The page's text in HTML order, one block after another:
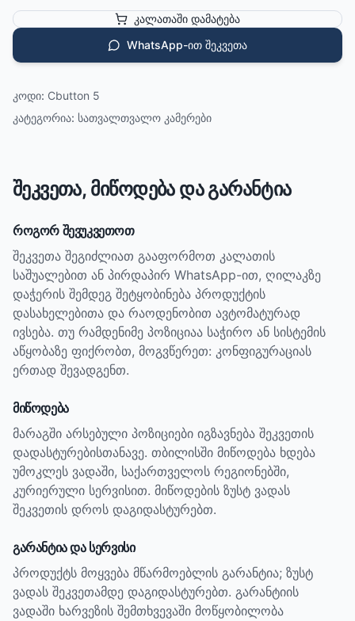
კალათაში დამატება
WhatsApp-ით შეკვეთა
კოდი: Cbutton 5
კატეგორია: სათვალთვალო კამერები
შეკვეთა, მიწოდება და გარანტია
როგორ შევუკვეთოთ
შეკვეთა შეგიძლიათ გააფორმოთ კალათის
საშუალებით ან პირდაპირ WhatsApp-ით, ღილაკზე
დაჭერის შემდეგ შეტყობინება პროდუქტის
დასახელებითა და რაოდენობით ავტომატურად
ივსება. თუ რამდენიმე პოზიციაა საჭირო ან სისტემის
აწყობაზე ფიქრობთ, მოგვწერეთ: კონფიგურაციას
ერთად შევადგენთ.
მიწოდება
მარაგში არსებული პოზიციები იგზავნება შეკვეთის
დადასტურებისთანავე. თბილისში მიწოდება ხდება
უმოკლეს ვადაში, საქართველოს რეგიონებში,
კურიერული სერვისით. მიწოდების ზუსტ ვადას
შეკვეთის დროს დაგიდასტურებთ.
გარანტია და სერვისი
პროდუქტს მოყვება მწარმოებლის გარანტია; ზუსტ
ვადას შეკვეთამდე დაგიდასტურებთ. გარანტიის
ვადაში ხარვეზის შემთხვევაში მოწყობილობა